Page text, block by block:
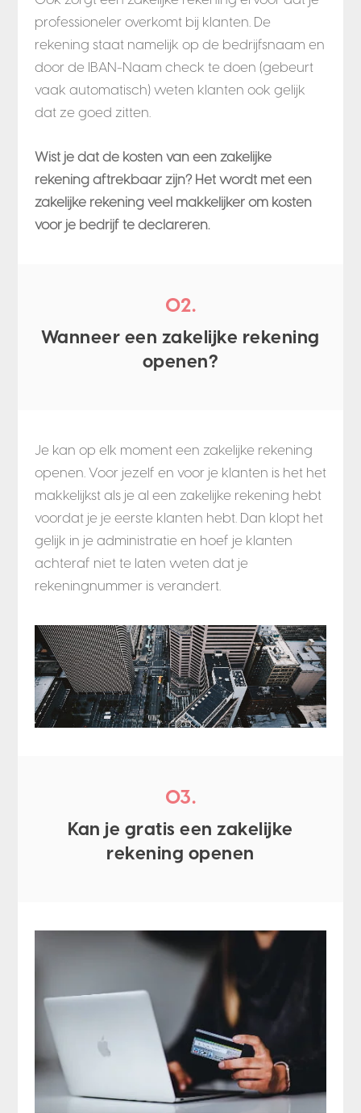
professioneler overkomt bij klanten. De
rekening staat namelijk op de bedrijfsnaam en
door de IBAN-Naam check te doen (gebeurt
vaak automatisch) weten klanten ook gelijk
dat ze goed zitten.
Wist je dat de kosten van een zakelijke
rekening aftrekbaar zijn? Het wordt met een
zakelijke rekening veel makkelijker om kosten
voor je bedrijf te declareren.
02.
Wanneer een zakelijke rekening
openen?
Je kan op elk moment een zakelijke rekening
openen. Voor jezelf en voor je klanten is het het
makkelijkst als je al een zakelijke rekening hebt
voordat je je eerste klanten hebt. Dan klopt het
gelijk in je administratie en hoef je klanten
achteraf niet te laten weten dat je
rekeningnummer is verandert.
03.
Kan je gratis een zakelijke
rekening openen